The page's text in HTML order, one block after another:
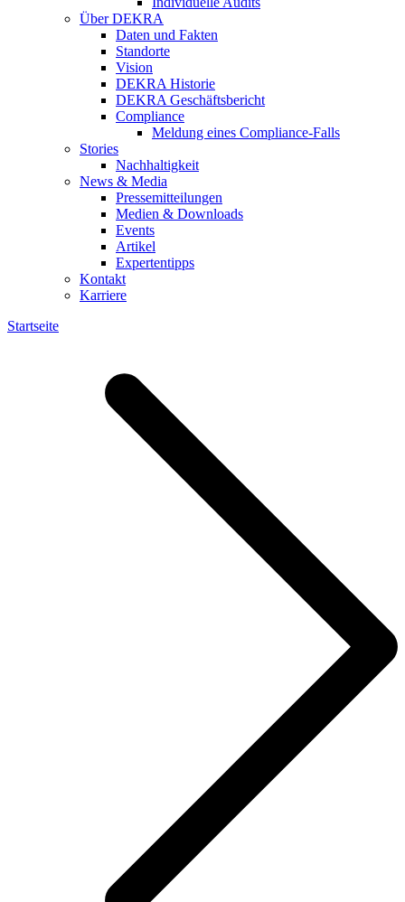
Über DEKRA
Daten und Fakten
Standorte
Vision
DEKRA Historie
DEKRA Geschäftsbericht
Compliance
Meldung eines Compliance-Falls
Stories
Nachhaltigkeit
News & Media
Pressemitteilungen
Medien & Downloads
Events
Artikel
Expertentipps
Kontakt
Karriere
Startseite